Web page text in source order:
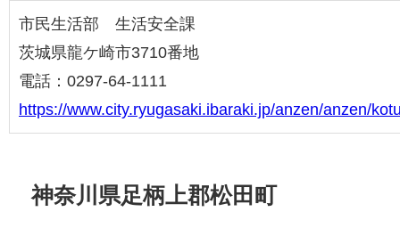
市民生活部 生活安全課
茨城県龍ケ崎市3710番地
電話：0297-64-1111
https://www.city.ryugasaki.ibaraki.jp/anzen/anzen/
神奈川県足柄上郡松田町